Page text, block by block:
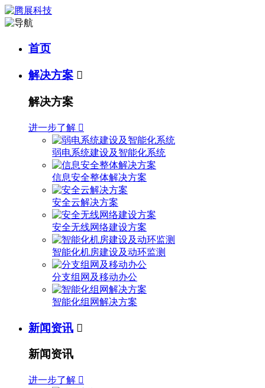
首页
解决方案 
解决方案
进一步了解 
弱电系统建设及智能化系统
信息安全整体解决方案
安全云解决方案
安全无线网络建设方案
智能化机房建设及动环监测
分支组网及移动办公
智能化组网解决方案
新闻资讯 
新闻资讯
进一步了解 